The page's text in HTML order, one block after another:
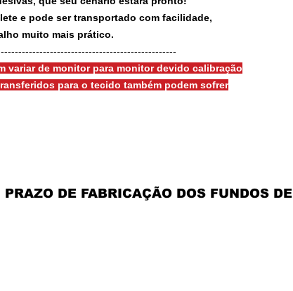
e pode ser transportado com facilidade,
muito mais prático.
variar de monitor para monitor devido calibração
para o tecido também podem sofrer
PRAZO DE FABRICAÇÃO DOS FUNDOS DE